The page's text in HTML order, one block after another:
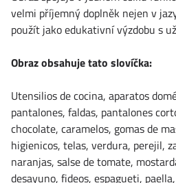
velmi příjemný doplněk nejen v
použít jako edukativní výzdobu s
Obraz obsahuje tato slovíčka:
Utensilios de cocina, aparatos
pantalones, faldas, pantalones
chocolate, caramelos, gomas de
higienicos, telas, verdura, perejil,
naranjas, salse de tomate,
desayuno, fideos, espagueti,